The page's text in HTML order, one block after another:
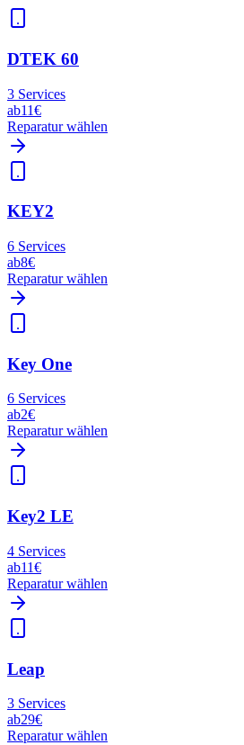
DTEK 60
3 Services
ab11€
Reparatur wählen
KEY2
6 Services
ab8€
Reparatur wählen
Key One
6 Services
ab2€
Reparatur wählen
Key2 LE
4 Services
ab11€
Reparatur wählen
Leap
3 Services
ab29€
Reparatur wählen